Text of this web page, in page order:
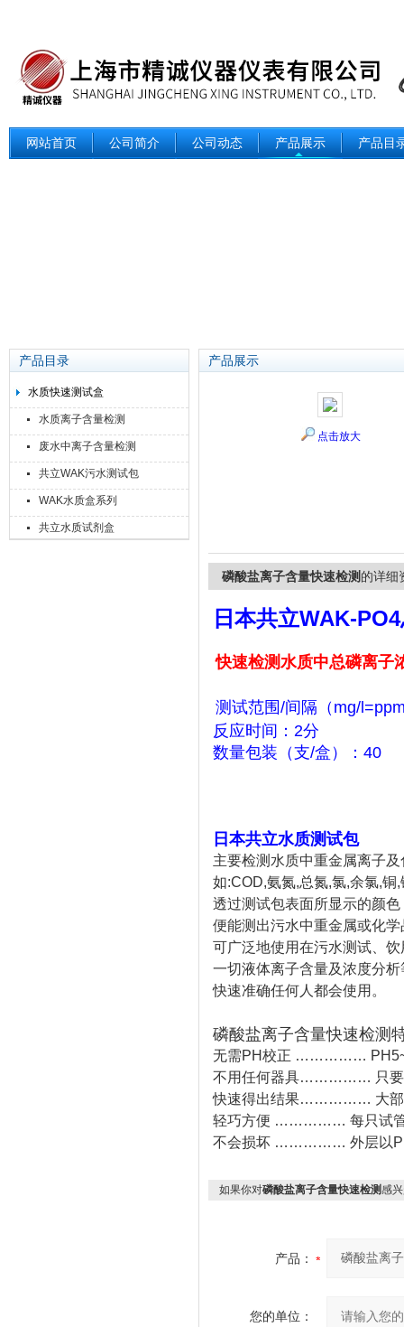
上海精诚兴仪器仪表有限公司
网站首页 公司简介 公司动态 产品展示 产品目
产品目录
水质快速测试盒
水质离子含量检测
废水中离子含量检测
共立WAK污水测试包
WAK水质盒系列
共立水质试剂盒
产品展示
点击放大
磷酸盐离子含量快速检测的详细
日本共立WAK-
快速检测水质中总磷离子
测试范围/间隔（mg/
反应时间：2分
数量包装（支/盒）：40
日本共立水质测试包
主要检测水质中重金属离子
如:COD,氨氮,总氮,氯,余氯,铜
透过测试包表面所显示的颜色
便能测出污水中重金属或化
可广泛地使用在污水测试、
一切液体离子含量及浓度分
快速准确任何人都会使用。
磷酸盐离子含量快速检测
无需PH校正 ……………
不用任何器具…………… 只要
快速得出结果…………… 大部
轻巧方便 …………… 每只试管
不会损坏 …………… 外层以
如果你对磷酸盐离子含量快速检测感
产品：
您的单位：